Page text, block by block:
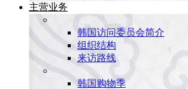
主营业务
韩国访问委员会简介
组织结构
来访路线
韩国购物季